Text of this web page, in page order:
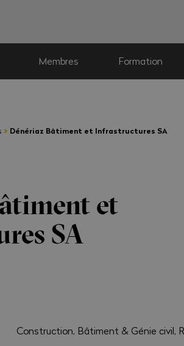
Membres Formation
› Dénériaz Bâtiment et Infrastructures SA
et
SA
Construction, Bâtiment & Génie civil,